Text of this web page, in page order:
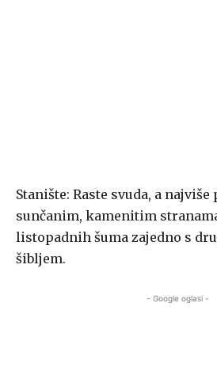
Stanište: Raste svuda, a najviše
sunčanim, kamenitim
listopadnih šuma zajedno s
šibljem.
- Google oglasi -